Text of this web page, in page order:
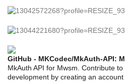
GitHub - MKCodec/MkAuth-API:
MkAuth API for Mwsm. Contribute
development by creating an account